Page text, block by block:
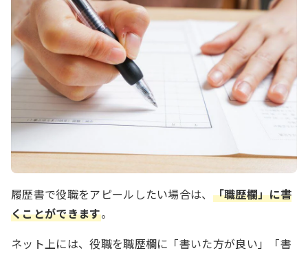
履歴書で役職をアピールしたい場合は、 「職歴欄」に書
くことができます。
ネット上には、役職を職歴欄に「書いた方が良い」「書